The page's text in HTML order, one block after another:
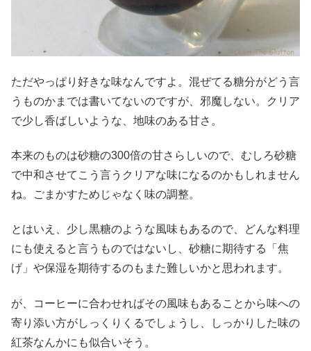
ただやっぱり好きな味なんですよ。混ぜてる糖分がどう言
うものかまでは書いてないのですが、邪魔しない。クリア
で少し香ばしいような、地味のある甘さ。
本来のものは砂糖の300倍の甘さらしいので、むしろ砂糖
で中和させてこう言うクリアな味になるのかもしれません
ね。ごまかすためじゃなく味の調整。
とはいえ、少し黒糖のような風味もあるので、どんな料理
にも使えると言うものではないし、砂糖に期待する「焦
げ」や保湿を期待するのもまた難しいかと思われます。
が、コーヒーに合わせればその風味もあることから味への
寄り添い方がしっくりくるでしょうし、しっかりした味の
紅茶なんかにも似合いそう。